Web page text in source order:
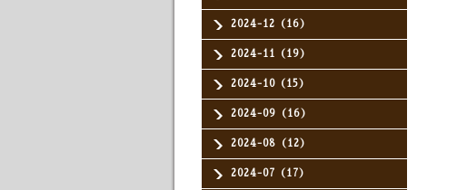
2024-12（16）
2024-11（19）
2024-10（15）
2024-09（16）
2024-08（12）
2024-07（17）